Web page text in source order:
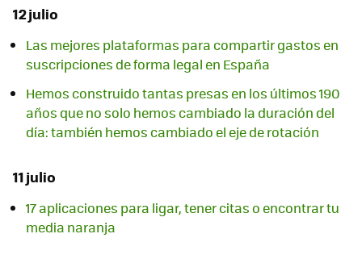
12 julio
Las mejores plataformas para compartir gastos en
suscripciones de forma legal en España
Hemos construido tantas presas en los últimos 190
años que no solo hemos cambiado la duración del
día: también hemos cambiado el eje de rotación
11 julio
17 aplicaciones para ligar, tener citas o encontrar tu
media naranja